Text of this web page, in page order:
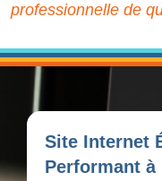
professionnelle de
Site Internet
Performant à